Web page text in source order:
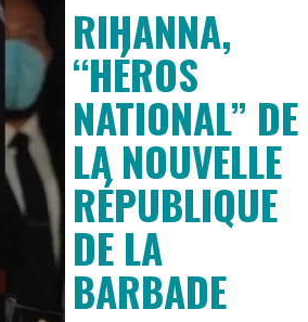
RIHANNA,
“HÉROS
NATIONAL” DE
LA NOUVELLE
RÉPUBLIQUE
DE LA
BARBADE